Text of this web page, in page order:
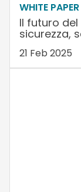
WHITE PAPER
Il futuro
sicurezza,
21 Feb 2025